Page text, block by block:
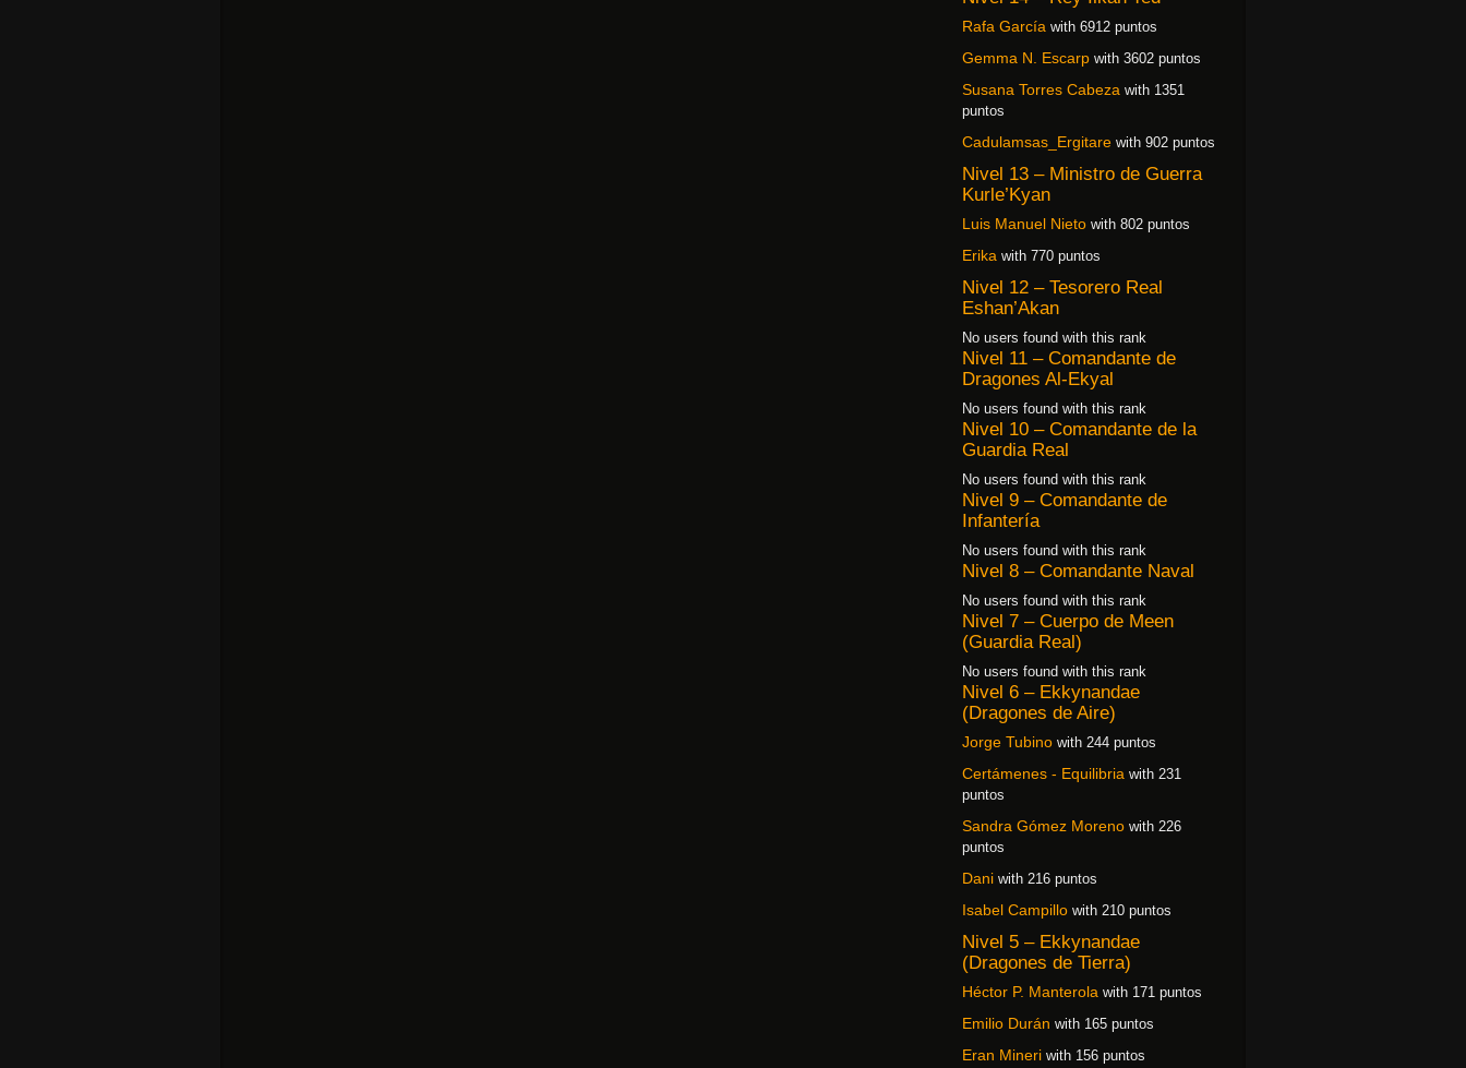
Rafa García with 6912 puntos
Gemma N. Escarp with 3602 puntos
Susana Torres Cabeza with 1351
puntos
Cadulamsas_Ergitare with 902 puntos
Nivel 13 – Ministro de Guerra
Kurle’Kyan
Luis Manuel Nieto with 802 puntos
Erika with 770 puntos
Nivel 12 – Tesorero Real
Eshan’Akan
No users found with this rank
Nivel 11 – Comandante de
Dragones Al-Ekyal
No users found with this rank
Nivel 10 – Comandante de la
Guardia Real
No users found with this rank
Nivel 9 – Comandante de
Infantería
No users found with this rank
Nivel 8 – Comandante Naval
No users found with this rank
Nivel 7 – Cuerpo de Meen
(Guardia Real)
No users found with this rank
Nivel 6 – Ekkynandae
(Dragones de Aire)
Jorge Tubino with 244 puntos
Certámenes - Equilibria with 231
puntos
Sandra Gómez Moreno with 226
puntos
Dani with 216 puntos
Isabel Campillo with 210 puntos
Nivel 5 – Ekkynandae
(Dragones de Tierra)
Héctor P. Manterola with 171 puntos
Emilio Durán with 165 puntos
Eran Mineri with 156 puntos